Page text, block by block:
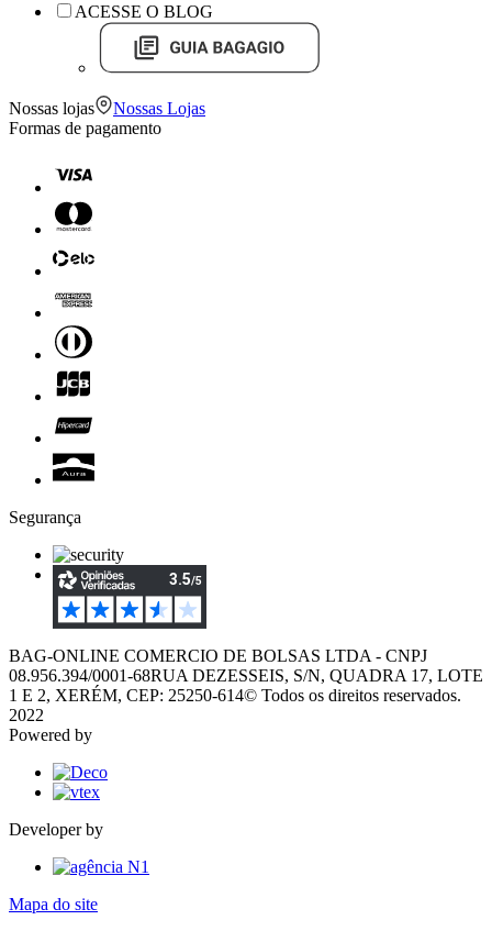
ACESSE O BLOG
Nossas lojas
Nossas Lojas
Formas de pagamento
Segurança
BAG-ONLINE COMERCIO DE BOLSAS LTDA - CNPJ
08.956.394/0001-68RUA DEZESSEIS, S/N, QUADRA 17, LOTE
1 E 2, XERÉM, CEP: 25250-614© Todos os direitos reservados.
2022
Powered by
Developer by
Mapa do site